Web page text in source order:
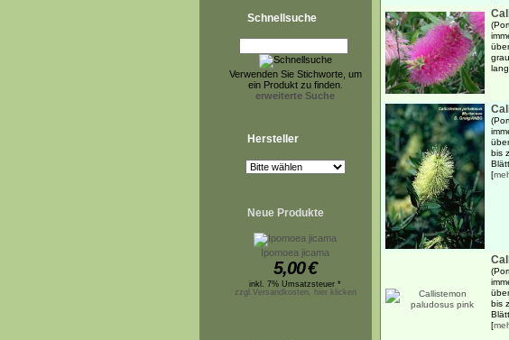
Schnellsuche
Verwenden Sie Stichworte, um
ein Produkt zu finden.
erweiterte Suche
Hersteller
Neue Produkte
Ipomoea jicama
5,00€
inkl. 7% Umsatzsteuer *
zzgl.Versandkosten, hier klicken
bis
[
bis
[